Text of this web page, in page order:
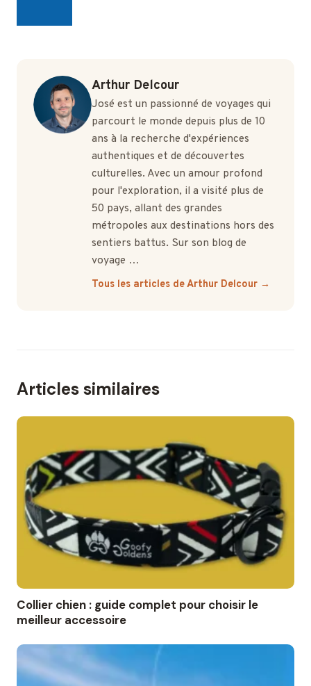
Arthur Delcour
José est un passionné de voyages qui
parcourt le monde depuis plus de 10
ans à la recherche d'expériences
authentiques et de découvertes
culturelles. Avec un amour profond
pour l'exploration, il a visité plus de
50 pays, allant des grandes
métropoles aux destinations hors des
sentiers battus. Sur son blog de
voyage …
Tous les articles de Arthur Delcour →
Articles similaires
Collier chien : guide complet pour choisir le
meilleur accessoire